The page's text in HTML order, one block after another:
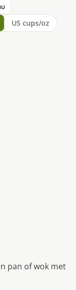
US cups/oz
pan of wok met